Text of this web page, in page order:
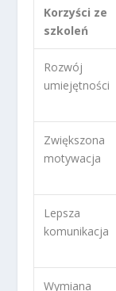
Korzyści ze
szkoleń
Rozwój
umiejętności
Zwiększona
motywacja
Lepsza
komunikacja
Wymiana